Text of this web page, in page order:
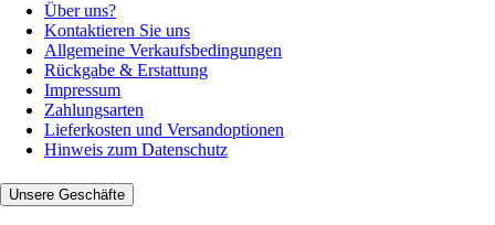
Über uns?
Kontaktieren Sie uns
Allgemeine Verkaufsbedingungen
Rückgabe & Erstattung
Impressum
Zahlungsarten
Lieferkosten und Versandoptionen
Hinweis zum Datenschutz
Unsere Geschäfte